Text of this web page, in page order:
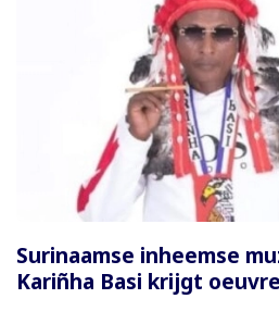
Surinaamse inheemse
Kariñha Basi krijgt